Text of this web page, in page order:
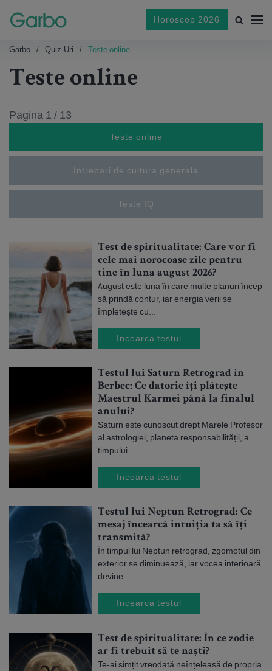
Horoscop 2026
Garbo Quiz-Uri Teste online
Teste online
Pagina 1 / 13
Teste online
Intrebari de cultura generala
Teste IQ
Test de spiritualitate: Care vor fi
cele mai norocoase zile pentru
tine în luna august 2026?
August este luna în care multe planuri încep
să prindă contur, iar energia verii se
împletește cu...
Incearca testul
Testul lui Saturn Retrograd în
Berbec: Ce datorie îți plătește
Maestrul Karmei până la finalul
anului?
Saturn este cunoscut drept Marele Profesor
al astrologiei, planeta responsabilității, a
timpului...
Incearca testul
Testul lui Neptun Retrograd: Ce
mesaj încearcă intuiția ta să îți
transmită?
În timpul lui Neptun retrograd, zgomotul din
exterior se diminuează, iar vocea interioară
devine...
Incearca testul
Test de spiritualitate: În ce zodie
ar fi trebuit să te naști?
Te-ai simțit vreodată neînțeleasă de propria